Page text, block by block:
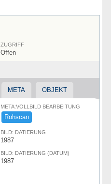
ZUGRIFF
Offen
META OBJEKT
META:VOLLBILD BEARBEITUNG
Rohscan
BILD: DATIERUNG
1987
BILD: DATIERUNG (DATUM)
1987